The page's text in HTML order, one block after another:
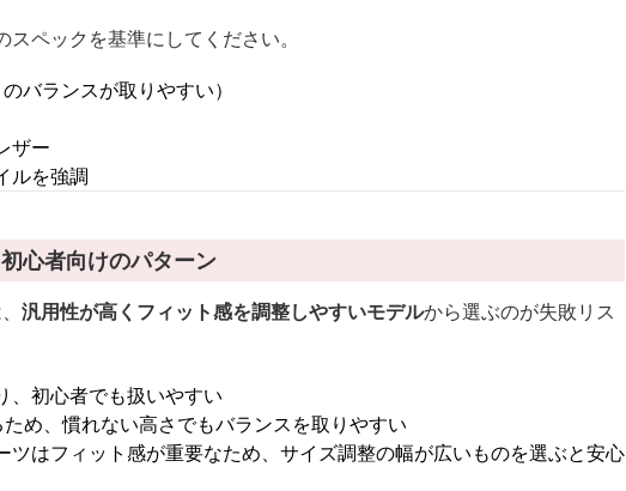
ペックを基準にしてください。
バランスが取りやすい）
ザー
ルを強調
心者向けのパターン
汎用性が高くフィット感を調整しやすいモデルから選ぶのが失敗リス
、初心者でも扱いやすい
ため、慣れない高さでもバランスを取りやすい
ツはフィット感が重要なため、サイズ調整の幅が広いものを選ぶと安心